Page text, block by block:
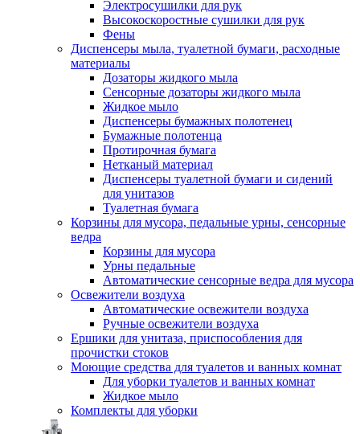
Электросушилки для рук
Высокоскоростные сушилки для рук
Фены
Диспенсеры мыла, туалетной бумаги, расходные
материалы
Дозаторы жидкого мыла
Сенсорные дозаторы жидкого мыла
Жидкое мыло
Диспенсеры бумажных полотенец
Бумажные полотенца
Протирочная бумага
Нетканый материал
Диспенсеры туалетной бумаги и сидений
для унитазов
Туалетная бумага
Корзины для мусора, педальные урны, сенсорные
ведра
Корзины для мусора
Урны педальные
Автоматические сенсорные ведра для мусора
Освежители воздуха
Автоматические освежители воздуха
Ручные освежители воздуха
Ершики для унитаза, приспособления для
прочистки стоков
Моющие средства для туалетов и ванных комнат
Для уборки туалетов и ванных комнат
Жидкое мыло
Комплекты для уборки